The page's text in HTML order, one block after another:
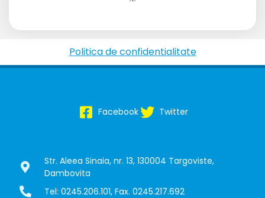
Politica de confidentialitate
Facebook Twitter
Str. Aleea Sinaia, nr. 13, 130004 Targoviste,
Dambovita
Tel: 0245.206.101, Fax. 0245.217.692